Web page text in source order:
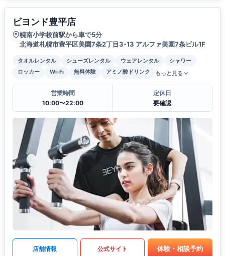
ビヨンド豊平店
幌南小学校前駅から車で5分
北海道札幌市豊平区美園7条2丁目3-13 アルファ美園7条ビル1F
タオルレンタル シューズレンタル ウェアレンタル
シャワー
ロッカー
Wi-Fi 無料体験 アミノ酸ドリンク もっと見る
営業時間
10:00〜22:00
定休日
要確認
店舗情報 公式サイト 体験・相談予約